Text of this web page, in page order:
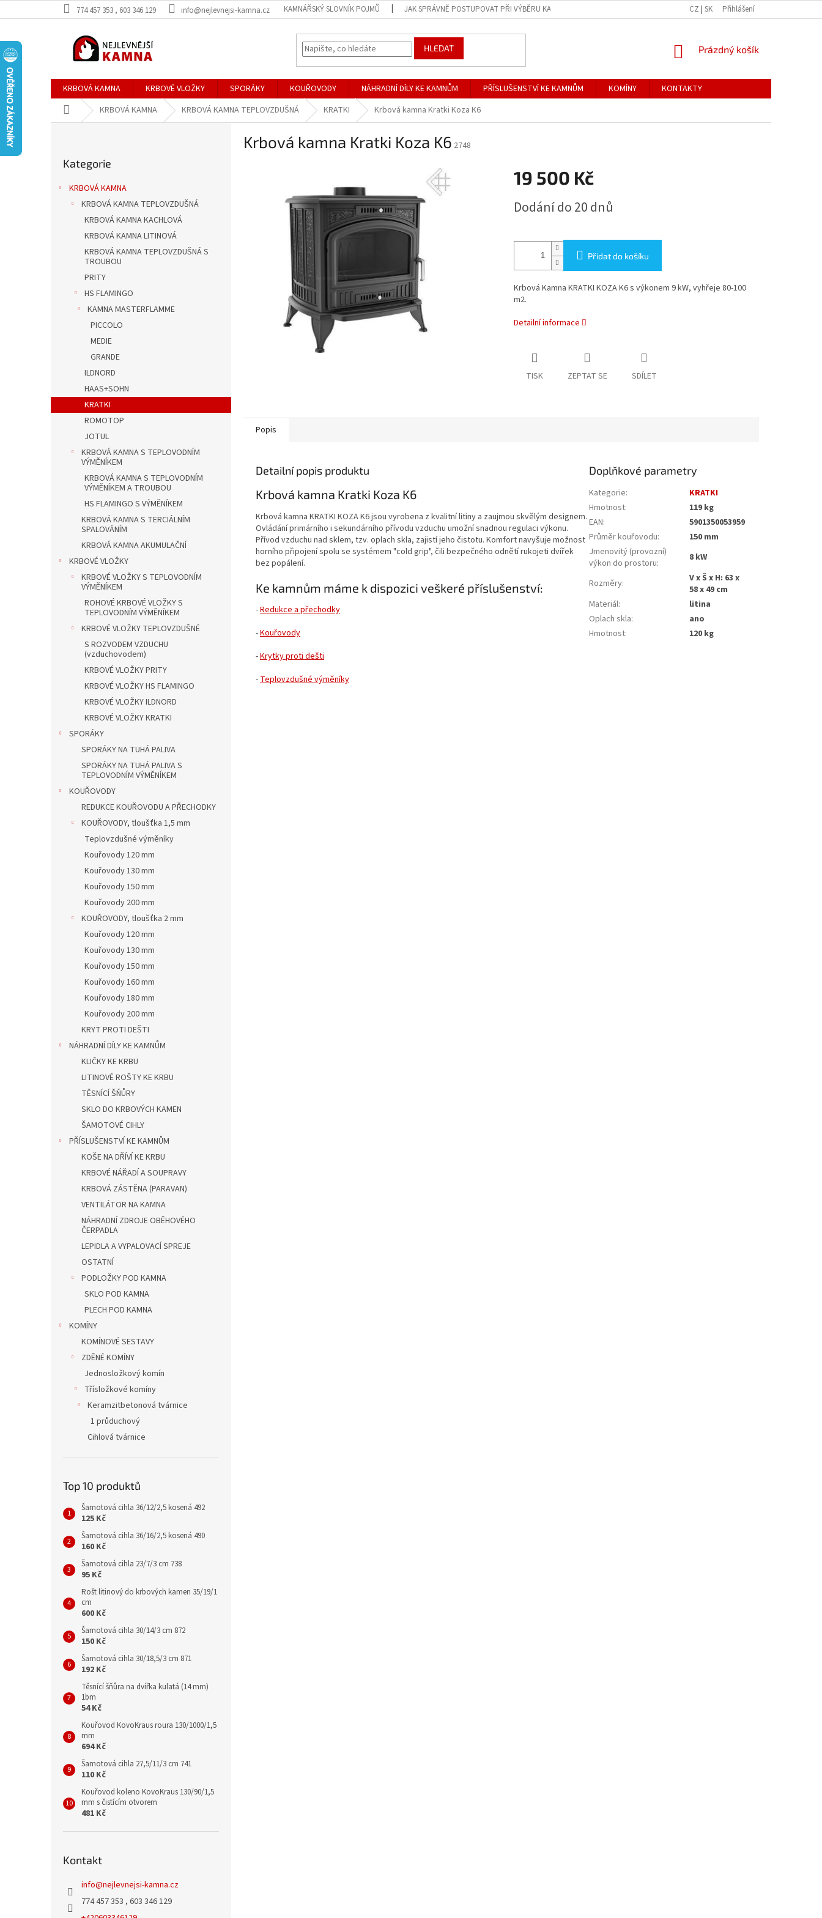
na
774 457 353 , 603 346 129 info@nejlevnejsi-kamna.cz KAMNÁŘSKÝ SLOVNÍK POJMŮ JAK SPRÁVNĚ POSTUPOVAT PŘI VÝBĚRU KAMEN CZ | SK Přihlášení
HLEDAT
NÁKUPNÍ
Prázdný košík
KRBOVÁ KAMNA KRBOVÉ VLOŽKY SPORÁKY KOUŘOVODY NÁHRADNÍ DÍLY KE KAMNŮM PŘÍSLUŠENSTVÍ KE KAMNŮM KOMÍNY
KONTAKTY
Domů KRBOVÁ KAMNA KRBOVÁ KAMNA TEPLOVZDUŠNÁ KRATKI Krbová kamna Kratki Koza K6
kategorie
Kategorie
KRBOVÁ KAMNA
KRBOVÁ KAMNA TEPLOVZDUŠNÁ
KRBOVÁ KAMNA KACHLOVÁ
KRBOVÁ KAMNA LITINOVÁ
KRBOVÁ KAMNA TEPLOVZDUŠNÁ S
TROUBOU
PRITY
HS FLAMINGO
KAMNA MASTERFLAMME
PICCOLO
MEDIE
GRANDE
ILDNORD
HAAS+SOHN
KRATKI
ROMOTOP
JOTUL
KRBOVÁ KAMNA S TEPLOVODNÍM
VÝMĚNÍKEM
KRBOVÁ KAMNA S TEPLOVODNÍM
VÝMĚNÍKEM A TROUBOU
HS FLAMINGO S VÝMĚNÍKEM
KRBOVÁ KAMNA S TERCIÁLNÍM
SPALOVÁNÍM
KRBOVÁ KAMNA AKUMULAČNÍ
KRBOVÉ VLOŽKY
KRBOVÉ VLOŽKY S TEPLOVODNÍM
VÝMĚNÍKEM
ROHOVÉ KRBOVÉ VLOŽKY S
TEPLOVODNÍM VÝMĚNÍKEM
KRBOVÉ VLOŽKY TEPLOVZDUŠNÉ
S ROZVODEM VZDUCHU
(vzduchovodem)
KRBOVÉ VLOŽKY PRITY
KRBOVÉ VLOŽKY HS FLAMINGO
KRBOVÉ VLOŽKY ILDNORD
KRBOVÉ VLOŽKY KRATKI
SPORÁKY
SPORÁKY NA TUHÁ PALIVA
SPORÁKY NA TUHÁ PALIVA S
TEPLOVODNÍM VÝMĚNÍKEM
KOUŘOVODY
REDUKCE KOUŘOVODU A PŘECHODKY
KOUŘOVODY, tloušťka 1,5 mm
Teplovzdušné výměníky
Kouřovody 120 mm
Kouřovody 130 mm
Kouřovody 150 mm
Kouřovody 200 mm
KOUŘOVODY, tloušťka 2 mm
Kouřovody 120 mm
Kouřovody 130 mm
Kouřovody 150 mm
Kouřovody 160 mm
Kouřovody 180 mm
Kouřovody 200 mm
KRYT PROTI DEŠTI
NÁHRADNÍ DÍLY KE KAMNŮM
KLIČKY KE KRBU
LITINOVÉ ROŠTY KE KRBU
TĚSNÍCÍ ŠŇŮRY
SKLO DO KRBOVÝCH KAMEN
ŠAMOTOVÉ CIHLY
PŘÍSLUŠENSTVÍ KE KAMNŮM
KOŠE NA DŘÍVÍ KE KRBU
KRBOVÉ NÁŘADÍ A SOUPRAVY
KRBOVÁ ZÁSTĚNA (PARAVAN)
VENTILÁTOR NA KAMNA
NÁHRADNÍ ZDROJE OBĚHOVÉHO
ČERPADLA
LEPIDLA A VYPALOVACÍ SPREJE
OSTATNÍ
PODLOŽKY POD KAMNA
SKLO POD KAMNA
PLECH POD KAMNA
KOMÍNY
KOMÍNOVÉ SESTAVY
ZDĚNÉ KOMÍNY
Jednosložkový komín
Třísložkové komíny
Keramzitbetonová tvárnice
1 průduchový
Cihlová tvárnice
Top 10 produktů
Šamotová cihla 36/12/2,5 kosená 492
125 Kč
Šamotová cihla 36/16/2,5 kosená 490
160 Kč
Šamotová cihla 23/7/3 cm 738
95 Kč
Rošt litinový do krbových kamen 35/19/1
cm
600 Kč
Šamotová cihla 30/14/3 cm 872
150 Kč
Šamotová cihla 30/18,5/3 cm 871
192 Kč
Těsnící šňůra na dvířka kulatá (14 mm)
1bm
54 Kč
Kouřovod KovoKraus roura 130/1000/1,5
mm
694 Kč
Šamotová cihla 27,5/11/3 cm 741
110 Kč
Kouřovod koleno KovoKraus 130/90/1,5
mm s čistícím otvorem
481 Kč
Kontakt
info@nejlevnejsi-kamna.cz
774 457 353 , 603 346 129
Krbová kamna Kratki Koza K6 2748
19 500 Kč
cena:
Dodání do 20 dnů
Přidat do košíku
Krbová Kamna KRATKI KOZA K6 s výkonem 9 kW, vyhřeje 80-100
m2.
Detailní informace
TISK ZEPTAT SE SDÍLET
Popis
Detailní popis produktu
Krbová kamna Kratki Koza K6
Krbová kamna KRATKI KOZA K6 jsou vyrobena z kvalitní litiny a zaujmou skvělým designem.
Ovládání primárního i sekundárního přívodu vzduchu umožní snadnou regulaci výkonu.
Přívod vzduchu nad sklem, tzv. oplach skla, zajistí jeho čistotu. Komfort navyšuje možnost
horního připojení spolu se systémem "cold grip", čili bezpečného odnětí rukojeti dvířek
bez popálení.
Ke kamnům máme k dispozici veškeré příslušenství:
-Redukce a přechodky
-Kouřovody
-Krytky proti dešti
-Teplovzdušné výměníky
Doplňkové parametry
Kategorie:
KRATKI
Hmotnost:
119 kg
EAN:
5901350053959
Průměr kouřovodu:
150 mm
Jmenovitý (provozní)
výkon do prostoru: 8 kW
Rozměry:
V x Š x H: 63 x
58 x 49 cm
Materiál:
litina
Oplach skla:
ano
Hmotnost: 120 kg